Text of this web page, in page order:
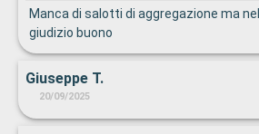
Manca di salotti di aggregazione ma
giudizio buono
Giuseppe T.
20/09/2025